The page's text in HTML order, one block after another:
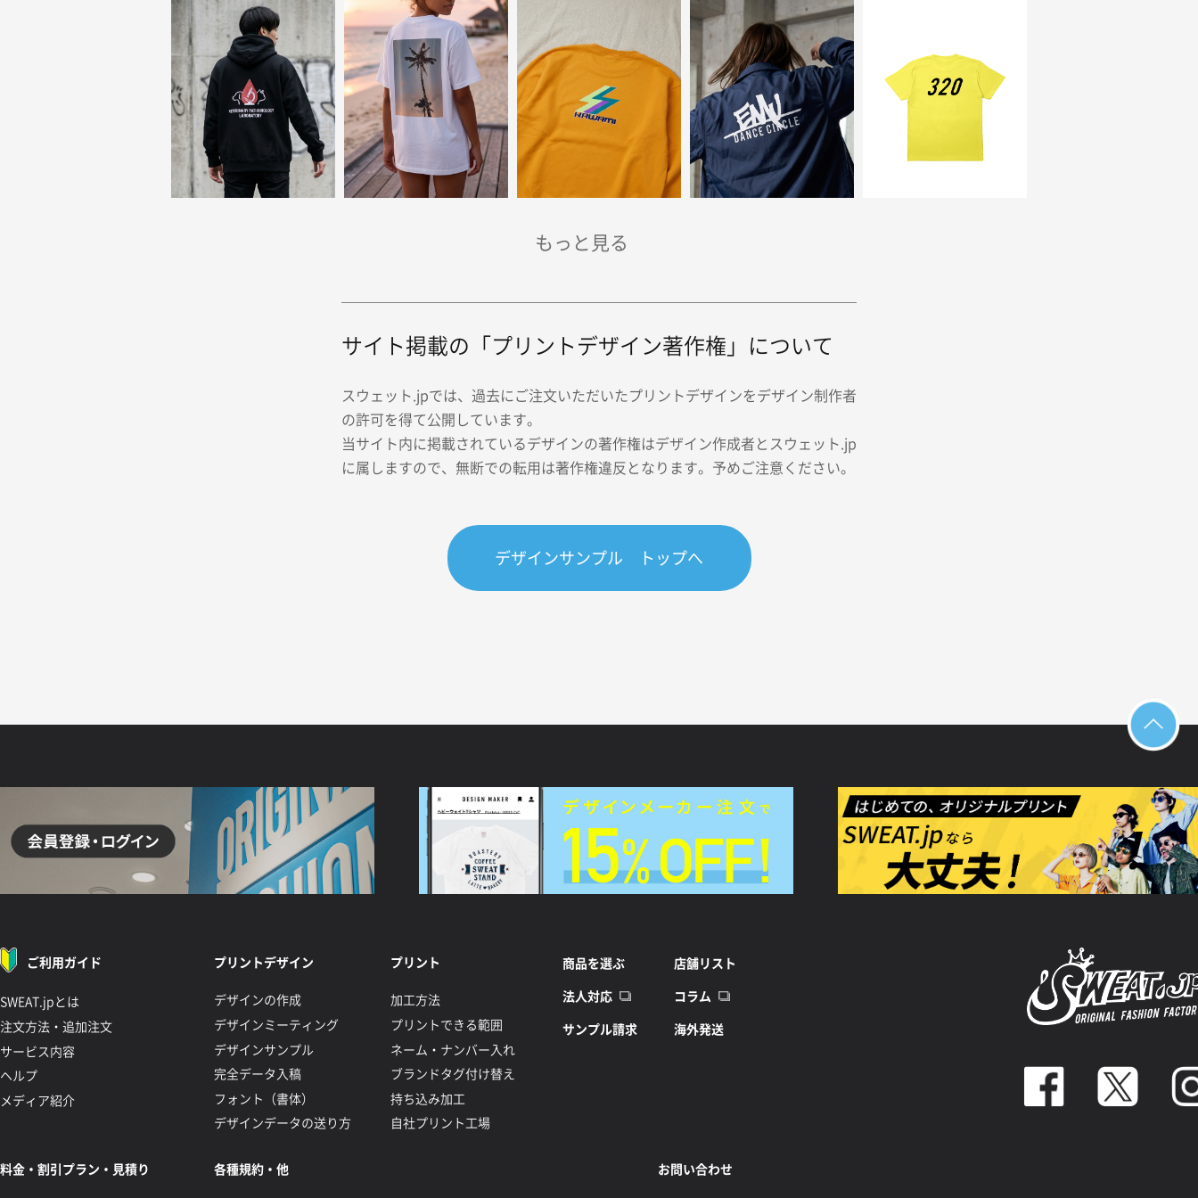
プリントできる印刷方法ですので、単色シートでプリ
ントをお考えの方はデザインを参考にしてみてくださ
い。
サイト掲載の「プリントデザイン著作権」について
スウェット.jpでは、過去にご注文いただいたプリントデザインをデザイン制作者
の許可を得て公開しています。
当サイト内に掲載されているデザインの著作権はデザイン作成者とスウェット.jp
に属しますので、無断での転用は著作権違反となります。予めご注意ください。
デザインサンプル トップへ
ご利用ガイド
SWEAT.jpとは
注文方法・追加注文
サービス内容
ヘルプ
メディア紹介
プリントデザイン
デザインの作成
デザインミーティング
デザインサンプル
完全データ入稿
フォント（書体）
デザインデータの送り方
プリント
加工方法
プリントできる範囲
ネーム・ナンバー入れ
ブランドタグ付け替え
持ち込み加工
自社プリント工場
商品を選ぶ
法人対応
サンプル請求
店舗リスト
コラム
海外発送
料金・割引プラン・見積り 各種規約・他 お問い合わせ